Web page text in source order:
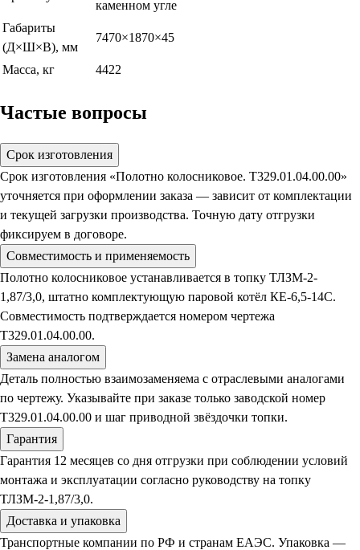
каменном угле
Габариты
(Д×Ш×В), мм
7470×1870×45
Масса, кг 4422
Частые вопросы
Срок изготовления
Срок изготовления «Полотно колосниковое. Т329.01.04.00.00»
уточняется при оформлении заказа — зависит от комплектации
и текущей загрузки производства. Точную дату отгрузки
фиксируем в договоре.
Совместимость и применяемость
Полотно колосниковое устанавливается в топку ТЛЗМ-2-
1,87/3,0, штатно комплектующую паровой котёл КЕ-6,5-14С.
Совместимость подтверждается номером чертежа
Т329.01.04.00.00.
Замена аналогом
Деталь полностью взаимозаменяема с отраслевыми аналогами
по чертежу. Указывайте при заказе только заводской номер
Т329.01.04.00.00 и шаг приводной звёздочки топки.
Гарантия
Гарантия 12 месяцев со дня отгрузки при соблюдении условий
монтажа и эксплуатации согласно руководству на топку
ТЛЗМ-2-1,87/3,0.
Доставка и упаковка
Транспортные компании по РФ и странам ЕАЭС. Упаковка —